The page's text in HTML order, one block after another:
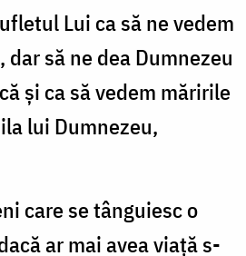
Lui ca să ne vedem
să ne dea Dumnezeu
și ca să vedem măririle
lui Dumnezeu,
care se tânguiesc o
ar mai avea viață s-